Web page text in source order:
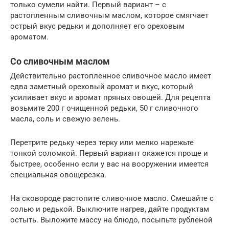
только сумели найти. Первый вариант – с
растопленным сливочным маслом, которое смягчает
острый вкус редьки и дополняет его ореховым
ароматом.
Со сливочным маслом
Действительно растопленное сливочное масло имеет
едва заметный ореховый аромат и вкус, который
усиливает вкус и аромат пряных овощей. Для рецепта
возьмите 200 г очищенной редьки, 50 г сливочного
масла, соль и свежую зелень.
Перетрите редьку через терку или мелко нарежьте
тонкой соломкой. Первый вариант окажется проще и
быстрее, особенно если у вас на вооружении имеется
специальная овощерезка.
На сковороде растопите сливочное масло. Смешайте с
солью и редькой. Выключите нагрев, дайте продуктам
остыть. Выложите массу на блюдо, посыпьте рубленой